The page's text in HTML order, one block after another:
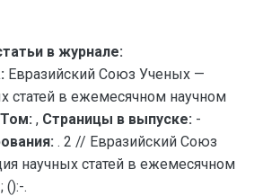
в журнале:
Евразийский Союз Ученых —
статей в ежемесячном научном
Том: , Страницы в выпуске: -
. 2 // Евразийский Союз
научных статей в ежемесячном
():-.